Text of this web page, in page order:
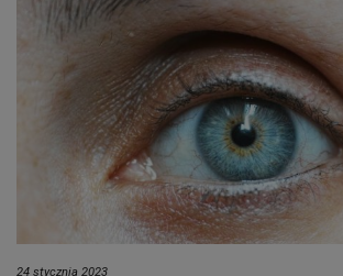
24 stycznia 2023